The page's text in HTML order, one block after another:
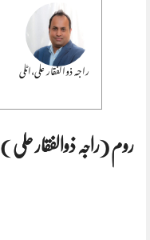
راجہ ذوالفقار علی،اٹلی
روم (راجہ ذوالفقار علی )